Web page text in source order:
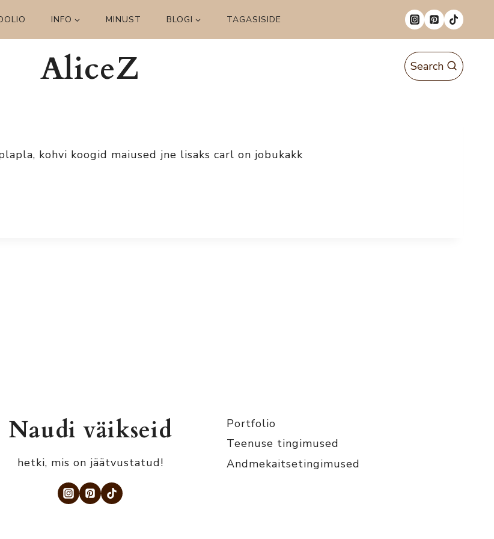
INFO MINUST BLOGI TAGASISIDE
AliceZ Search
kohvi koogid maiused jne lisaks carl on jobukakk
Naudi väikseid
hetki, mis on jäätvustatud!
Portfolio
Teenuse tingimused
Andmekaitsetingimused